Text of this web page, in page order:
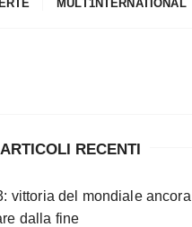
MULT1NTERNATIONAL
ARTICOLI RECENTI
vittoria del mondiale
dalla fine